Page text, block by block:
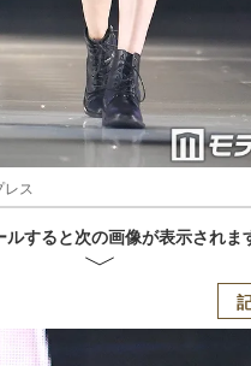
ス
ルすると次の画像が表示されま